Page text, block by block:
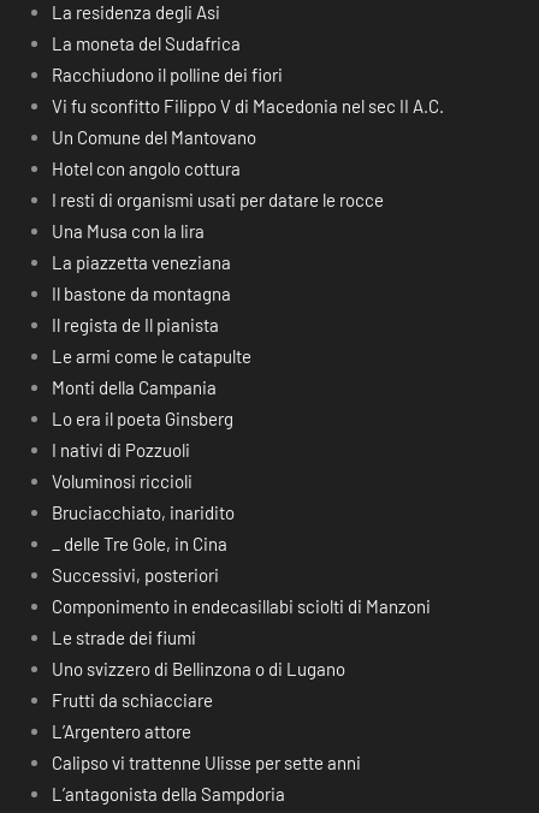
La residenza degli Asi
La moneta del Sudafrica
Racchiudono il polline dei fiori
Vi fu sconfitto Filippo V di Macedonia nel sec II A.C.
Un Comune del Mantovano
Hotel con angolo cottura
I resti di organismi usati per datare le rocce
Una Musa con la lira
La piazzetta veneziana
Il bastone da montagna
Il regista de Il pianista
Le armi come le catapulte
Monti della Campania
Lo era il poeta Ginsberg
I nativi di Pozzuoli
Voluminosi riccioli
Bruciacchiato, inaridito
_ delle Tre Gole, in Cina
Successivi, posteriori
Componimento in endecasillabi sciolti di Manzoni
Le strade dei fiumi
Uno svizzero di Bellinzona o di Lugano
Frutti da schiacciare
L’Argentero attore
Calipso vi trattenne Ulisse per sette anni
L’antagonista della Sampdoria